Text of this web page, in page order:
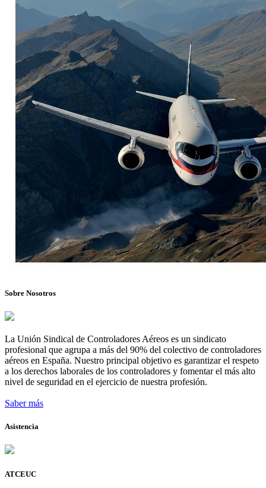
Sobre Nosotros
La Unión Sindical de Controladores Aéreos es un sindicato
profesional que agrupa a más del 90% del colectivo de controladores
aéreos en España. Nuestro principal objetivo es garantizar el respeto
a los derechos laborales de los controladores y fomentar el más alto
nivel de seguridad en el ejercicio de nuestra profesión.
Saber más
Asistencia
ATCEUC